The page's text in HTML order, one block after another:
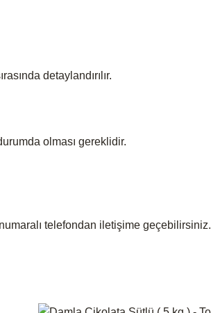
detaylandırılır.
olması gereklidir.
numaralı telefondan iletişime geçebilirsiniz.